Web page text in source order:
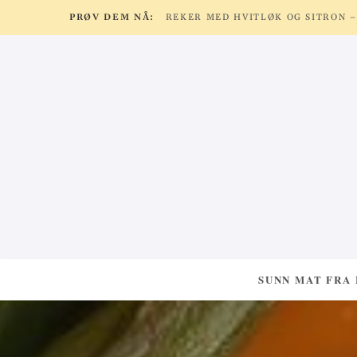
PRØV DEM NÅ:
SUNN MAT